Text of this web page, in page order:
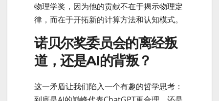
物理学奖，因为他的贡献不在于揭示物理定
律，而在于开拓新的计算方法和认知模式。
诺贝尔奖委员会的离经叛
道，还是AI的背叛？
这一矛盾让我们陷入一个有趣的哲学思考：